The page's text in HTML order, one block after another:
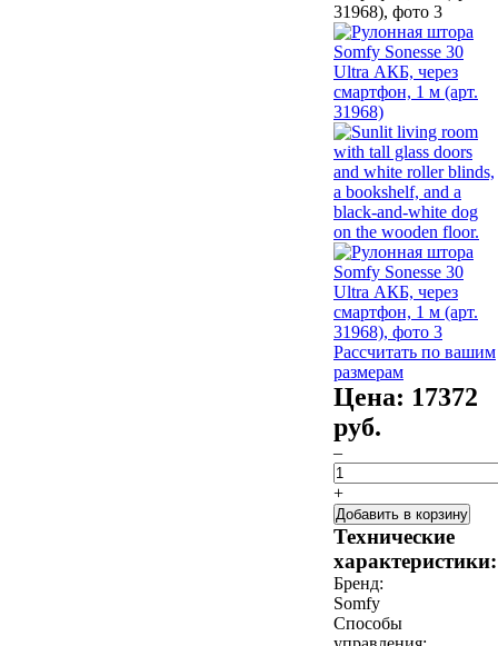
Рассчитать по вашим
размерам
Цена: 17372
руб.
–
+
Добавить в корзину
Технические
характеристики:
Бренд:
Somfy
Способы